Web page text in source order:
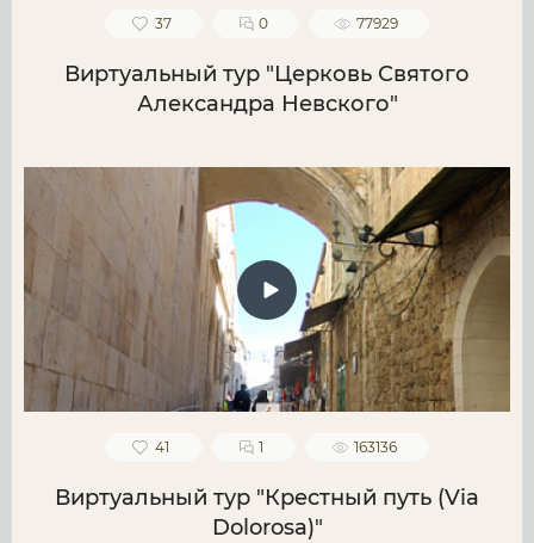
37 0 77929
Виртуальный тур "Церковь Святого
Александра Невского"
41 1 163136
Виртуальный тур "Крестный путь (Via
Dolorosa)"